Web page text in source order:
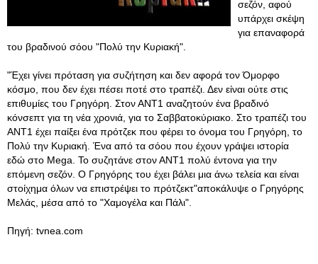
σεζόν, αφού
υπάρχει σκέψη
για επαναφορά
του βραδινού σόου "Πολύ την Κυριακή".
"Έχει γίνει πρόταση για συζήτηση και δεν αφορά τον Όμορφο
κόσμο, που δεν έχει πέσει ποτέ στο τραπέζι. Δεν είναι ούτε στις
επιθυμίες του Γρηγόρη. Στον ΑΝΤ1 αναζητούν ένα βραδινό
κόνσεπτ για τη νέα χρονιά, για το Σαββατοκύριακο. Στο τραπέζι του
ΑΝΤ1 έχει παίξει ένα πρότζεκ που φέρει το όνομα του Γρηγόρη, το
Πολύ την Κυριακή. Ένα από τα σόου που έχουν γράψει ιστορία
εδώ στο Mega. Το συζητάνε στον ΑΝΤ1 πολύ έντονα για την
επόμενη σεζόν. Ο Γρηγόρης του έχει βάλει μια άνω τελεία και είναι
στοίχημα όλων να επιστρέψει το πρότζεκτ"αποκάλυψε ο Γρηγόρης
Μελάς, μέσα από το "Χαμογέλα και Πάλι".
Πηγή: tvnea.com